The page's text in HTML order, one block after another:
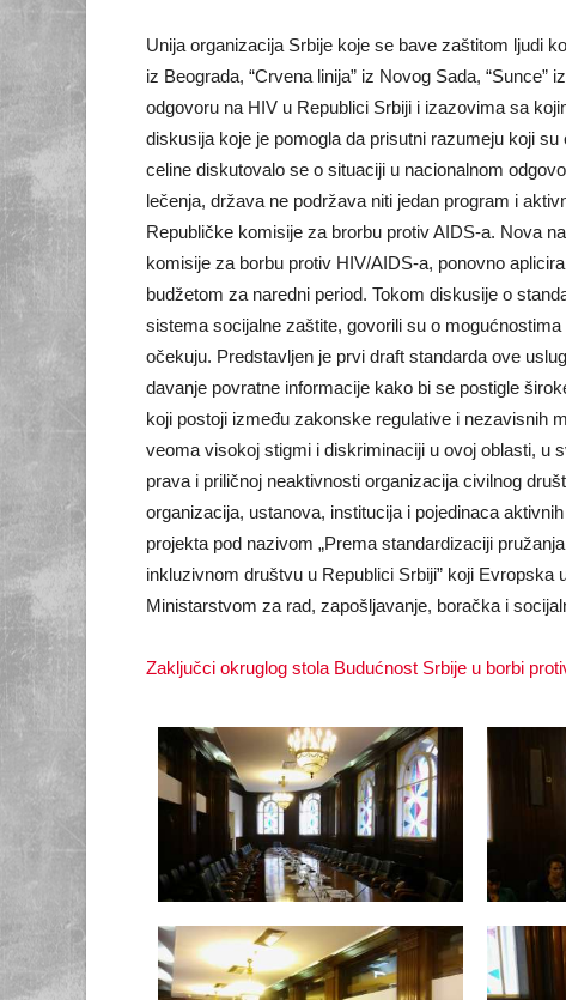
Unija organizacija Srbije koje se bave zaštitom ljudi
iz Beograda, “Crvena linija” iz Novog Sada,
odgovoru na HIV u Republici Srbiji i izazovima sa
diskusija koje je pomogla da prisutni razumeju koji
celine diskutovalo se o situaciji u nacionalnom
lečenja, država ne podržava niti jedan program i
Republičke komisije za brorbu protiv AIDS-a. Nova
komisije za borbu protiv HIV/AIDS-a, ponovno
budžetom za naredni period. Tokom diskusije o
sistema socijalne zaštite, govorili su o
očekuju. Predstavljen je prvi draft standarda ove
davanje povratne informacije kako bi se postigle
koji postoji između zakonske regulative i nezavisnih
veoma visokoj stigmi i diskriminaciji u ovoj oblasti, u
prava i priličnoj neaktivnosti organizacija civilnog
organizacija, ustanova, institucija i pojedinaca
projekta pod nazivom „Prema standardizaciji
inkluzivnom društvu u Republici Srbiji” koji
Ministarstvom za rad, zapošljavanje, boračka i
Zaključci okruglog stola Budućnost Srbije u borbi